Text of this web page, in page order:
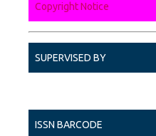
Copyright Notice
SUPERVISED BY
ISSN BARCODE